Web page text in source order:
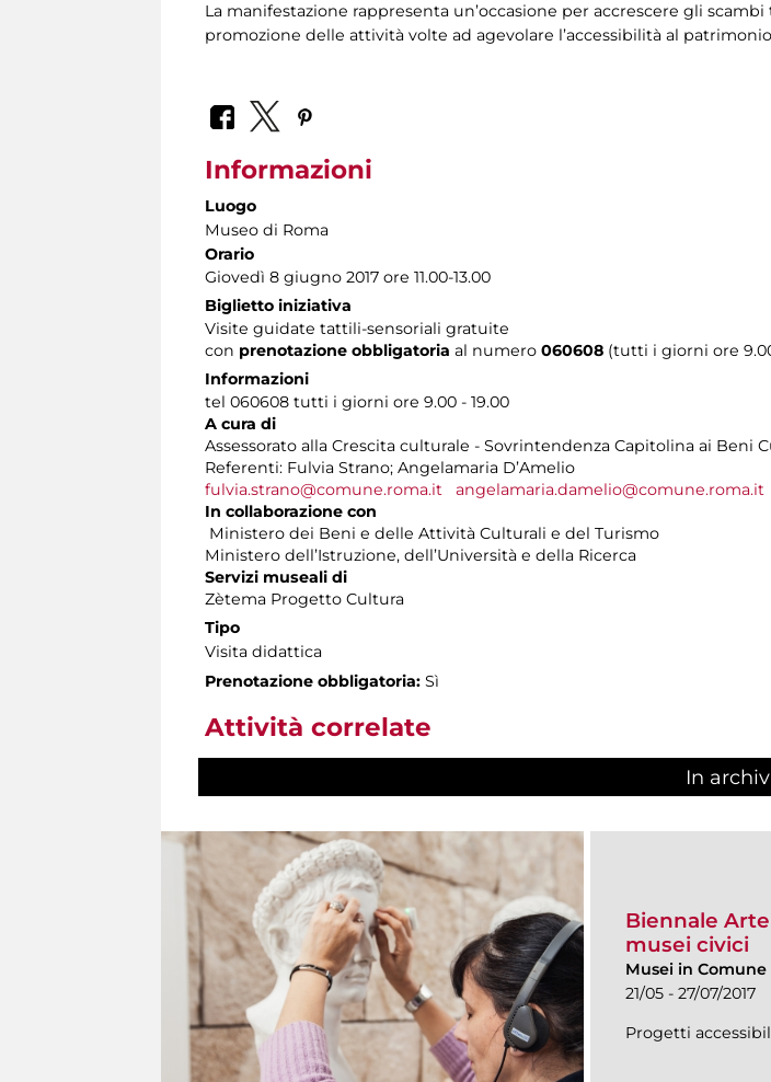
La manifestazione rappresenta un’occasione per accrescere gli
promozione delle attività volte ad agevolare l’accessibilità al
Informazioni
Luogo
Museo di Roma
Orario
Giovedì 8 giugno 2017 ore 11.00-13.00
Biglietto iniziativa
Visite guidate tattili-sensoriali gratuite
con prenotazione obbligatoria al numero 060608 (tutti i giorni ore
Informazioni
tel 060608 tutti i giorni ore 9.00 - 19.00
A cura di
Assessorato alla Crescita culturale - Sovrintendenza Capitolina ai Beni
Referenti: Fulvia Strano; Angelamaria D’Amelio
fulvia.strano@comune.roma.it
angelamaria.damelio@comune.roma.it
In collaborazione con
Ministero dei Beni e delle Attività Culturali e del Turismo
Ministero dell’Istruzione, dell’Università e della Ricerca
Servizi museali di
Zètema Progetto Cultura
Tipo
Visita didattica
Prenotazione obbligatoria: Sì
Attività correlate
In
Biennale
musei civici
Musei in Comune
21/05 - 27/07/2017
Progetti